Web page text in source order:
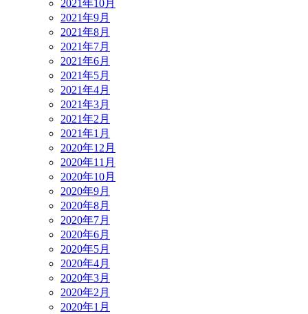
2021年10月
2021年9月
2021年8月
2021年7月
2021年6月
2021年5月
2021年4月
2021年3月
2021年2月
2021年1月
2020年12月
2020年11月
2020年10月
2020年9月
2020年8月
2020年7月
2020年6月
2020年5月
2020年4月
2020年3月
2020年2月
2020年1月